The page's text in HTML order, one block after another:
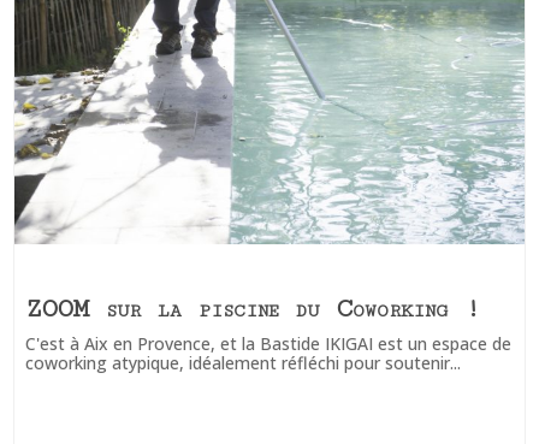
ZOOM sur la piscine du Coworking !
C'est à Aix en Provence, et la Bastide IKIGAI est un espace de
coworking atypique, idéalement réfléchi pour soutenir...